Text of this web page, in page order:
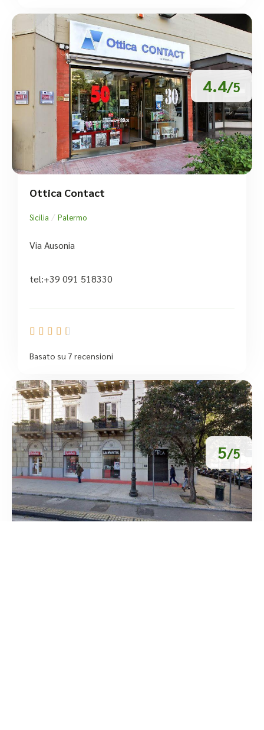
4.4/5
Ottica Contact
Sicilia / Palermo
Via Ausonia
tel:+39 091 518330
    
Basato su 7 recensioni
5/5